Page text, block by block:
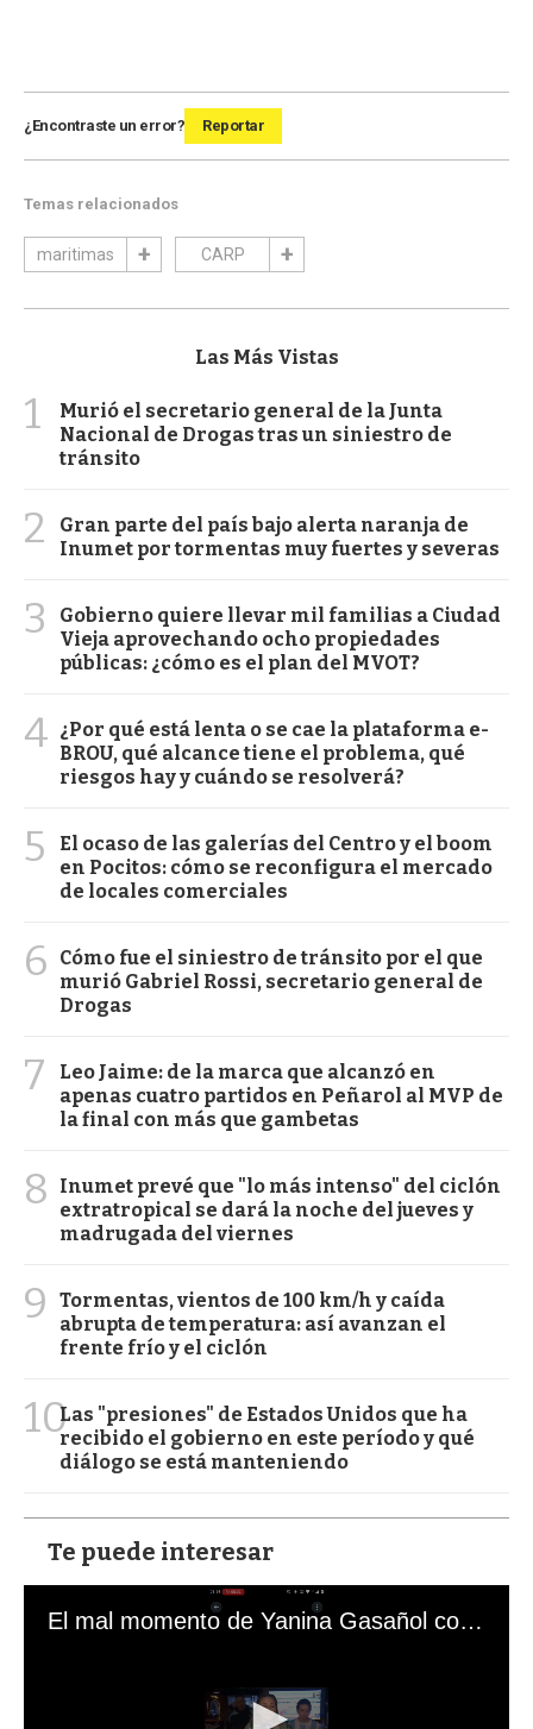
¿Encontraste un error? Reportar
Temas relacionados
maritimas CARP
Las Más Vistas
1
Murió el secretario general de la Junta
Nacional de Drogas tras un siniestro de
tránsito
2
Gran parte del país bajo alerta naranja de
Inumet por tormentas muy fuertes y severas
3
Gobierno quiere llevar mil familias a Ciudad
Vieja aprovechando ocho propiedades
públicas: ¿cómo es el plan del MVOT?
4 ¿Por qué está lenta o se cae la plataforma e-
BROU, qué alcance tiene el problema, qué
riesgos hay y cuándo se resolverá?
5
El ocaso de las galerías del Centro y el boom
en Pocitos: cómo se reconfigura el mercado
de locales comerciales
6
Cómo fue el siniestro de tránsito por el que
murió Gabriel Rossi, secretario general de
Drogas
7
Leo Jaime: de la marca que alcanzó en
apenas cuatro partidos en Peñarol al MVP de
la final con más que gambetas
8
Inumet prevé que "lo más intenso" del ciclón
extratropical se dará la noche del jueves y
madrugada del viernes
9
Tormentas, vientos de 100 km/h y caída
abrupta de temperatura: así avanzan el
frente frío y el ciclón
10Las "presiones" de Estados Unidos que ha
recibido el gobierno en este período y qué
diálogo se está manteniendo
Te puede interesar
El mal momento de Yanina Gasañol con un hincha argentino en "Subrayado"